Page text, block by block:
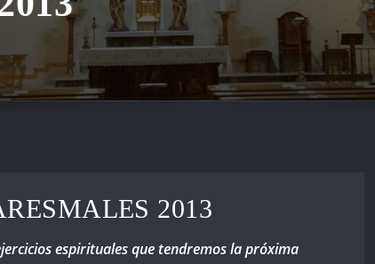
2013
espirituales que tendremos la próxima